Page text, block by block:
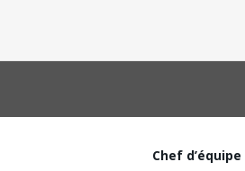
Chef d’équipe